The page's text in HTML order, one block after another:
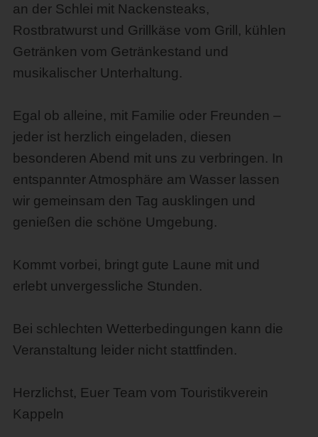
an der Schlei mit Nackensteaks,
Rostbratwurst und Grillkäse vom Grill, kühlen
Getränken vom Getränkestand und
musikalischer Unterhaltung.
Egal ob alleine, mit Familie oder Freunden –
jeder ist herzlich eingeladen, diesen
besonderen Abend mit uns zu verbringen. In
entspannter Atmosphäre am Wasser lassen
wir gemeinsam den Tag ausklingen und
genießen die schöne Umgebung.
Kommt vorbei, bringt gute Laune mit und
erlebt unvergessliche Stunden.
Bei schlechten Wetterbedingungen kann die
Veranstaltung leider nicht stattfinden.
Herzlichst, Euer Team vom Touristikverein
Kappeln